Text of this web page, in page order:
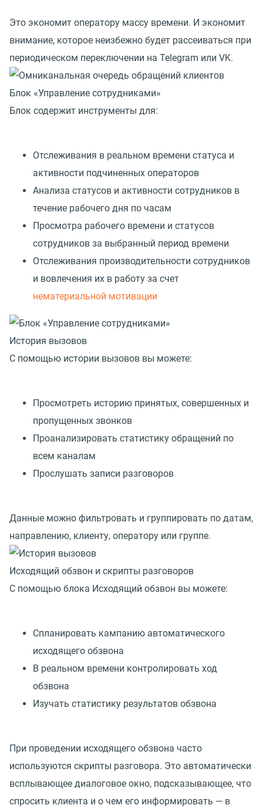
Это экономит оператору массу времени. И экономит
внимание, которое неизбежно будет рассеиваться при
периодическом переключении на Telegram или VK.
Блок «Управление сотрудниками»
Блок содержит инструменты для:
Отслеживания в реальном времени статуса и
активности подчиненных операторов
Анализа статусов и активности сотрудников в
течение рабочего дня по часам
Просмотра рабочего времени и статусов
сотрудников за выбранный период времени
Отслеживания производительности сотрудников
и вовлечения их в работу за счет
нематериальной мотивации
История вызовов
С помощью истории вызовов вы можете:
Просмотреть историю принятых, совершенных и
пропущенных звонков
Проанализировать статистику обращений по
всем каналам
Прослушать записи разговоров
Данные можно фильтровать и группировать по датам,
направлению, клиенту, оператору или группе.
Исходящий обзвон и скрипты разговоров
С помощью блока Исходящий обзвон вы можете:
Спланировать кампанию автоматического
исходящего обзвона
В реальном времени контролировать ход
обзвона
Изучать статистику результатов обзвона
При проведении исходящего обзвона часто
используются скрипты разговора. Это автоматически
всплывающее диалоговое окно, подсказывающее, что
спросить клиента и о чем его информировать — в